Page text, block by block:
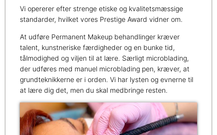
Vi opererer efter strenge etiske og kvalitetsmæssige
standarder, hvilket vores Prestige Award vidner om.
At udføre Permanent Makeup behandlinger kræver
talent, kunstneriske færdigheder og en bunke tid,
tålmodighed og viljen til at lære. Særligt microblading,
der udføres med manuel microblading pen, kræver, at
grundteknikkerne er i orden. Vi har lysten og evnerne til
at lære dig det, men du skal medbringe resten.